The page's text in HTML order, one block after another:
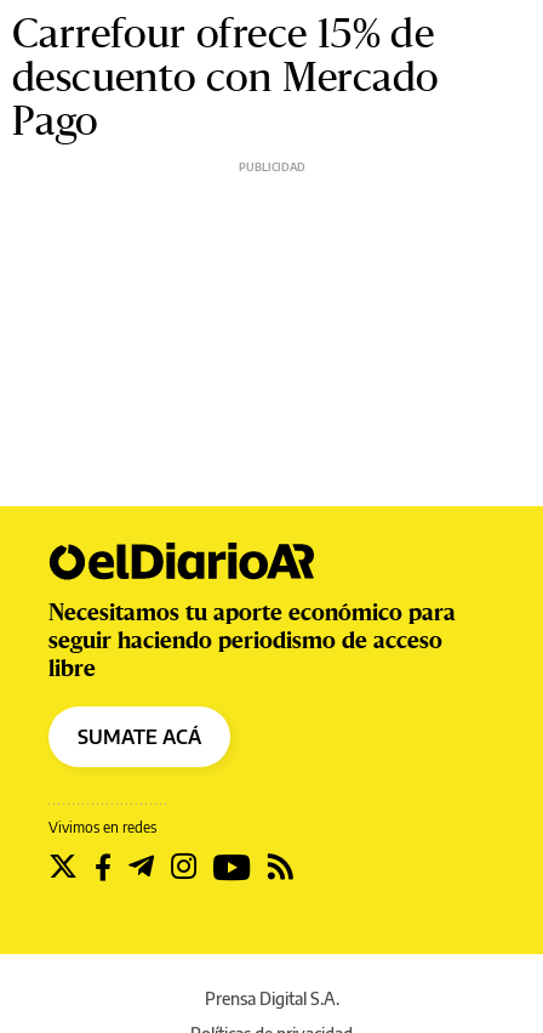
Carrefour ofrece 15% de
descuento con Mercado
Pago
Vivimos en redes
Necesitamos tu aporte económico para
seguir haciendo periodismo de acceso
libre
SUMATE ACÁ
Prensa Digital S.A.